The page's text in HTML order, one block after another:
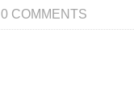
0 COMMENTS